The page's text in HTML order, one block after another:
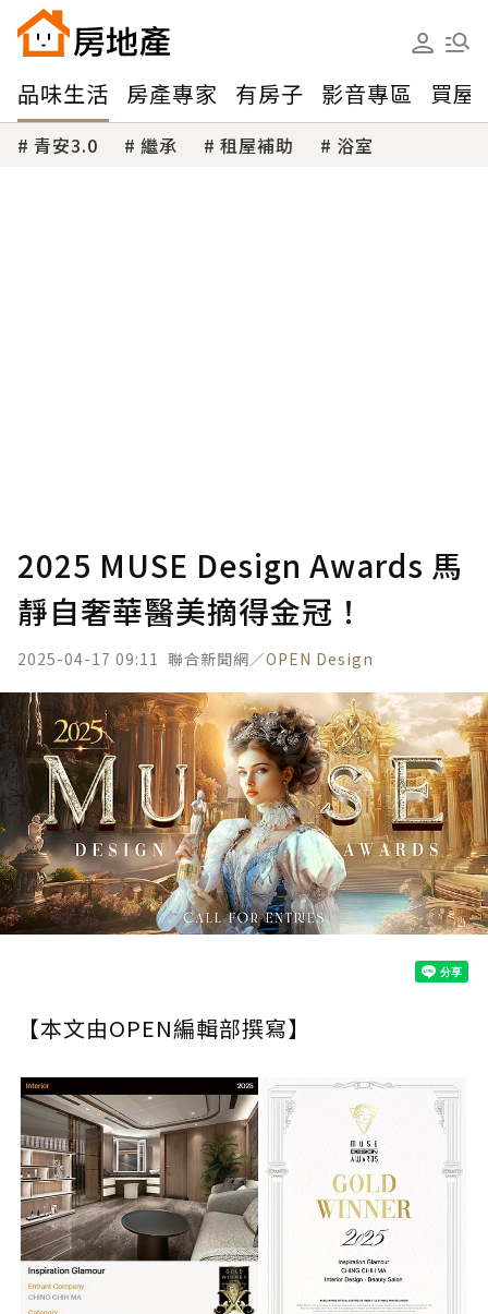
品味生活 房產專家 有房子 影音專區 買屋
青安3.0 繼承 租屋補助 浴室
2025 MUSE Design Awards 馬
靜自奢華醫美摘得金冠！
2025-04-17 09:11 聯合新聞網／OPEN Design
【本文由OPEN編輯部撰寫】